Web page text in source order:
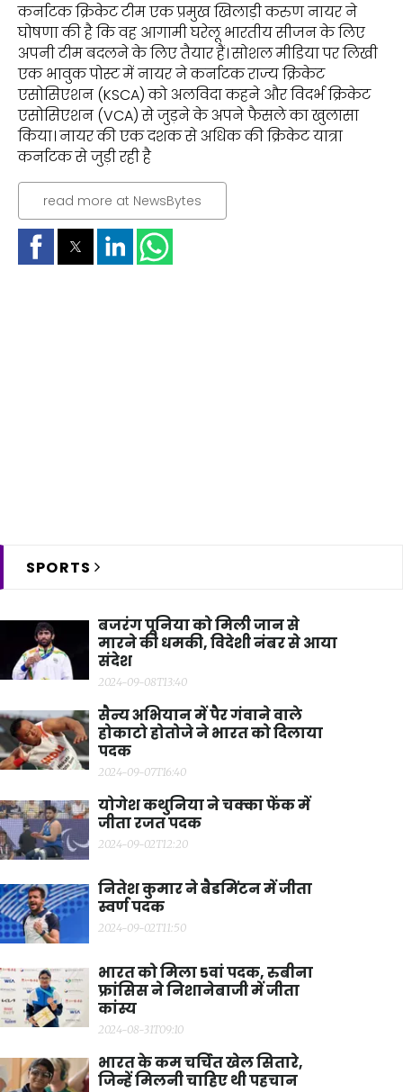
कर्नाटक क्रिकेट टीम एक प्रमुख खिलाड़ी करुण नायर ने
घोषणा की है कि वह आगामी घरेलू भारतीय सीजन के लिए
अपनी टीम बदलने के लिए तैयार हैं। सोशल मीडिया पर लिखी
एक भावुक पोस्ट में नायर ने कर्नाटक राज्य क्रिकेट
एसोसिएशन (KSCA) को अलविदा कहने और विदर्भ क्रिकेट
एसोसिएशन (VCA) से जुड़ने के अपने फैसले का खुलासा
किया। नायर की एक दशक से अधिक की क्रिकेट यात्रा
कर्नाटक से जुड़ी रही है
read more at NewsBytes
SPORTS
बजरंग पूनिया को मिली जान से
मारने की धमकी, विदेशी नंबर से आया
संदेश
2024-09-08T13:40
सैन्य अभियान में पैर गंवाने वाले
होकाटो होतोजे ने भारत को दिलाया
पदक
2024-09-07T16:40
योगेश कथुनिया ने चक्का फेंक में
जीता रजत पदक
2024-09-02T12:20
नितेश कुमार ने बैडमिंटन में जीता
स्वर्ण पदक
2024-09-02T11:50
भारत को मिला 5वां पदक, रुबीना
फ्रांसिस ने निशानेबाजी में जीता
कांस्य
2024-08-31T09:10
भारत के कम चर्चित खेल सितारे,
जिन्हें मिलनी चाहिए थी पहचान